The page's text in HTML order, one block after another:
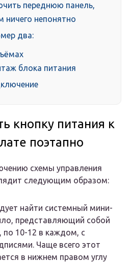
переднюю панель,
ничего непонятно
два:
блока питания
кнопку питания к
поэтапно
схемы управления
следующим образом:
найти системный мини-
представляющий собой
10-12 в каждом, с
Чаще всего этот
в нижнем правом углу